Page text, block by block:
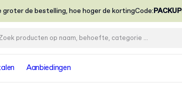
groter de bestelling, hoe hoger de kortingCode:PACKUP
Aanbiedingen